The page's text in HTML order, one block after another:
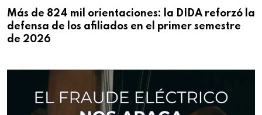
Más de 824 mil orientaciones: la DIDA reforzó la
defensa de los afiliados en el primer semestre
de 2026